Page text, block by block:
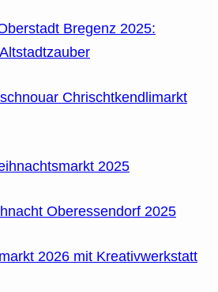
Bregenz 2025:
Chrischtkendlimarkt
2025
Oberessendorf 2025
2026 mit Kreativwerkstatt